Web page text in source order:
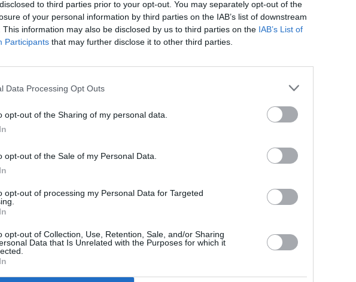
to third parties prior to your opt-out. You may separately opt-out of the
of your personal information by third parties on the IAB’s list of downstream
This information may also be disclosed by us to third parties on the IAB’s List of
Participants that may further disclose it to other third parties.
Data Processing Opt Outs
opt-out of the Sharing of my personal data.
opt-out of the Sale of my Personal Data.
opt-out of processing my Personal Data for Targeted
opt-out of Collection, Use, Retention, Sale, and/or Sharing
Data that Is Unrelated with the Purposes for which it
din învăţământ, arătând că salariul
(2,09 euro), ceea ce înseamnă că un
didactic din Luxemburg în patru ore.
şcoala generală este în Luxemburg,
– 57 de euro, Germania – 54 de euro şi
ora brut (1,59 euro), iar un profesor cu
14 lei pe oră brut (3,14 euro) şi 9,73 lei
preuniversitar, cu gradul I, peste 15 ani
mai mult de 1.700 lei pe lună – sub 380